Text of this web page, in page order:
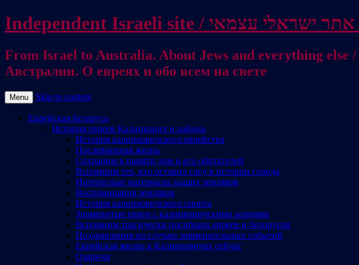
From Israel to Australia. About Jews and everything else / מישראל לאוסטרליה. על היהודים ועל כל דבר אחר / От Израиля до
Австралии. О евреях и обо всем на свете
Menu Skip to content
Еврейская Беларусь
История евреев Калинкович и района
История калинковичского еврейства
Послевоенная жизнь
Сохраним в памяти дом и его обитателей
Вспомним тех, кто оставил след в истории города
Интересные материалы наших земляков
Воспоминания земляков
История калинковичского спорта
Знаменитые евреи с калинковичскими корнями
Вспомним трагически погибших евреев и белорусов
Поздравления по случаю знаменательных событий
Еврейская жизнь в Калинковичах сейчас
Озаричи